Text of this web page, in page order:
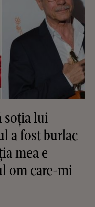
soția lui
a fost burlac
mea e
om care-mi